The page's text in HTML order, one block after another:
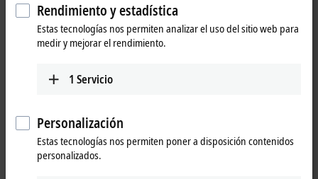
EPI3xxx | Fieldbus Box, Analog input
±10 V, 0/4…20 mA EPI3174-0002
parameterizable,
differential input, 16 bit
parameterizable, single-
Rendimiento y estadística
Estas tecnologías nos permiten analizar el uso del sitio web para
medir y mejorar el rendimiento.
1 Servicio
Personalización
Estas tecnologías nos permiten poner a disposición contenidos
personalizados.